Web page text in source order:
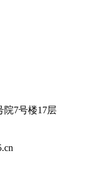
院7号楼17层